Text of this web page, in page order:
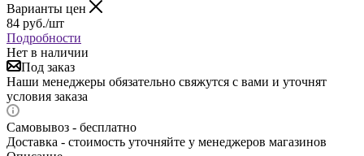
Варианты цен
84 руб./шт
Подробности
Нет в наличии
Под заказ
Наши менеджеры обязательно свяжутся с вами и уточнят
условия заказа
Самовывоз - бесплатно
Доставка - стоимость уточняйте у менеджеров магазинов